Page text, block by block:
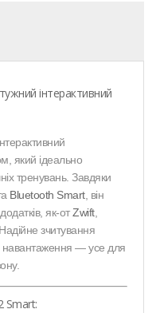
інтерактивний
який ідеально
тренувань. Завдяки
Bluetooth Smart, він
як-отZwift,
зчитування
навантаження — усе для
Smart: